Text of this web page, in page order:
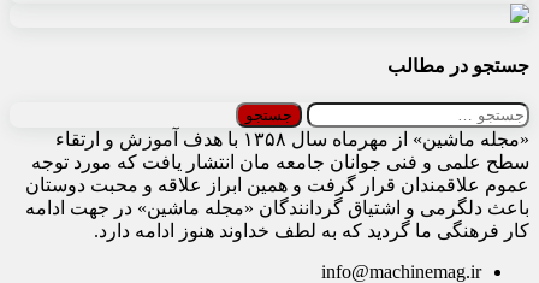
جستجو در مطالب
جستجو
برای:
«مجله ماشین» از مهرماه سال ۱۳۵۸ با هدف آموزش و ارتقاء
سطح علمی و فنی جوانان جامعه مان انتشار یافت که مورد توجه
عموم علاقمندان قرار گرفت و همین ابراز علاقه و محبت دوستان
باعث دلگرمی و اشتیاق گردانندگان «مجله ماشین» در جهت ادامه
کار فرهنگی ما گردید که به لطف خداوند هنوز ادامه دارد.
info@machinemag.ir